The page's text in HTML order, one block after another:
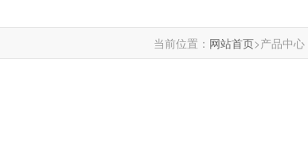
当前位置： 网站首页>产品中心